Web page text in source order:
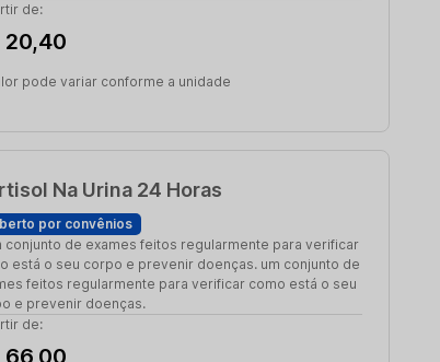
de:
20,40
pode variar conforme a unidade
Na Urina 24 Horas
por convênios
conjunto de exames feitos regularmente para verificar
está o seu corpo e prevenir doenças. um conjunto de
feitos regularmente para verificar como está o seu
e prevenir doenças.
de:
66,00